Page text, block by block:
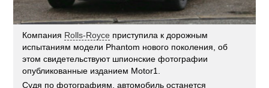
Компания Rolls-Royce приступила к дорожным
испытаниям модели Phantom нового поколения, об
этом свидетельствуют шпионские фотографии
опубликованные изданием Motor1.
Судя по фотографиям, автомобиль останется